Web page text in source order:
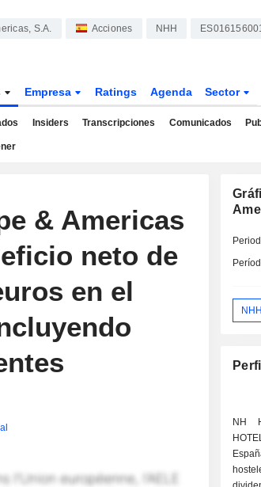
S.A. Acciones NHH
Empresa Ratings Agenda Sector
Insiders Transcripciones Comunicados
& Americas
neto de
en el
NH